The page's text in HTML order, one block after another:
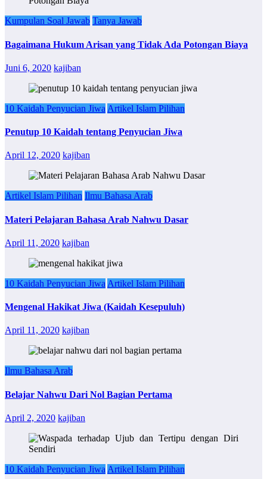
Kumpulan Soal Jawab Tanya Jawab
Bagaimana Hukum Arisan yang Tidak Ada Potongan Biaya
Juni 6, 2020 kajiban
10 Kaidah Penyucian Jiwa Artikel Islam Pilihan
Penutup 10 Kaidah tentang Penyucian Jiwa
April 12, 2020 kajiban
Artikel Islam Pilihan Ilmu Bahasa Arab
Materi Pelajaran Bahasa Arab Nahwu Dasar
April 11, 2020 kajiban
10 Kaidah Penyucian Jiwa Artikel Islam Pilihan
Mengenal Hakikat Jiwa (Kaidah Kesepuluh)
April 11, 2020 kajiban
Ilmu Bahasa Arab
Belajar Nahwu Dari Nol Bagian Pertama
April 2, 2020 kajiban
10 Kaidah Penyucian Jiwa Artikel Islam Pilihan